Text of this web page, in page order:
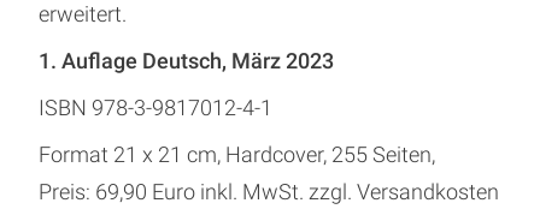
erweitert.
1. Auflage Deutsch, März 2023
ISBN 978-3-9817012-4-1
Format 21 x 21 cm, Hardcover, 255 Seiten,
Preis: 69,90 Euro inkl. MwSt. zzgl. Versandkosten